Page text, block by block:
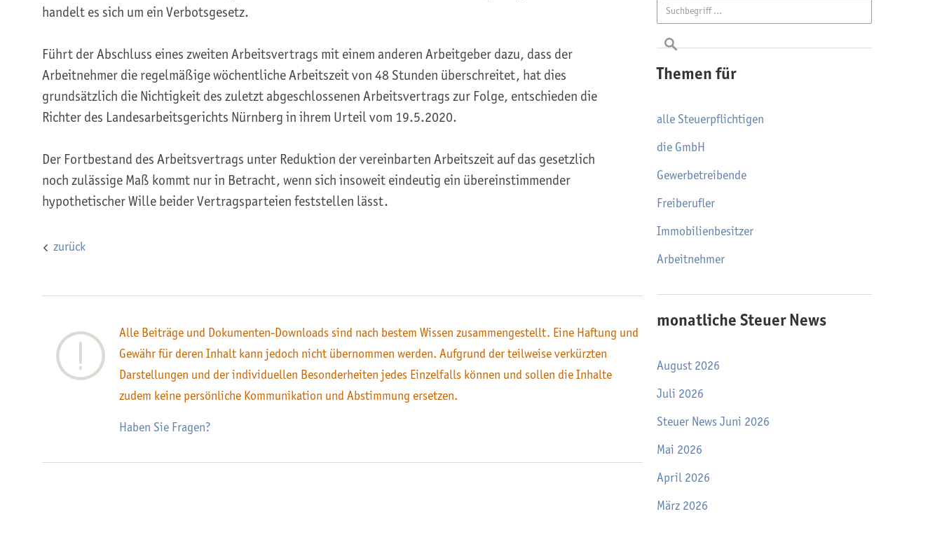
handelt es sich um ein Verbotsgesetz.
Führt der Abschluss eines zweiten Arbeitsvertrags mit einem anderen Arbeitgeber dazu, dass der
Arbeitnehmer die regelmäßige wöchentliche Arbeitszeit von 48 Stunden überschreitet, hat dies
grundsätzlich die Nichtigkeit des zuletzt abgeschlossenen Arbeitsvertrags zur Folge, entschieden die
Richter des Landesarbeitsgerichts Nürnberg in ihrem Urteil vom 19.5.2020.
Der Fortbestand des Arbeitsvertrags unter Reduktion der vereinbarten Arbeitszeit auf das gesetzlich
noch zulässige Maß kommt nur in Betracht, wenn sich insoweit eindeutig ein übereinstimmender
hypothetischer Wille beider Vertragsparteien feststellen lässt.
zurück
Alle Beiträge und Dokumenten-Downloads sind nach bestem Wissen zusammengestellt. Eine Haftung und
Gewähr für deren Inhalt kann jedoch nicht übernommen werden. Aufgrund der teilweise verkürzten
Darstellungen und der individuellen Besonderheiten jedes Einzelfalls können und sollen die Inhalte
zudem keine persönliche Kommunikation und Abstimmung ersetzen.
Haben Sie Fragen?
Themen für
alle Steuerpflichtigen
die GmbH
Gewerbetreibende
Freiberufler
Immobilienbesitzer
Arbeitnehmer
monatliche Steuer News
August 2026
Juli 2026
Steuer News Juni 2026
Mai 2026
April 2026
März 2026